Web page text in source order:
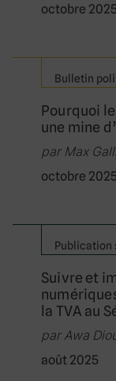
octobre 2025
Bulletin
Pourquoi
une mine
par Max
octobre 2025
Publication
Suivre et
la TVA au
par Awa
août 2025